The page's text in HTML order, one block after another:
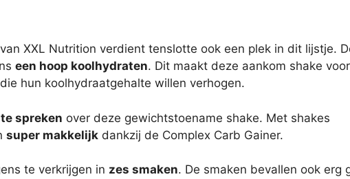
XXL Nutrition verdient tenslotte ook een plek in dit lijstje.
een hoop koolhydraten. Dit maakt deze aankom shake
hun koolhydraatgehalte willen verhogen.
spreken over deze gewichtstoename shake. Met shakes
super makkelijkdankzij de Complex Carb Gainer.
te verkrijgen in zes smaken. De smaken bevallen ook erg